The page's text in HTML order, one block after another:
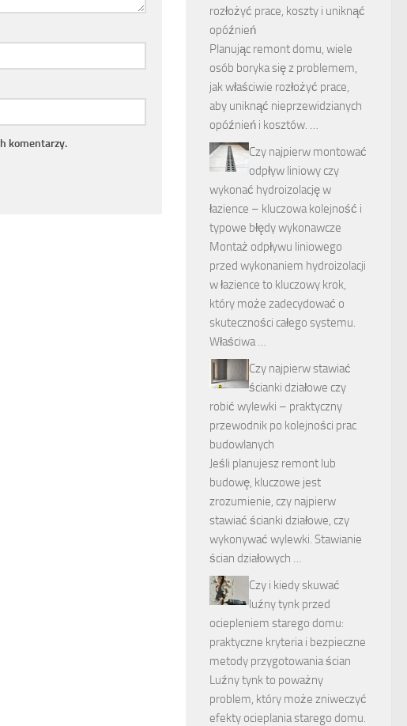
komentarzy.
rozłożyć prace, koszty i uniknąć
opóźnień
Planując remont domu, wiele
osób boryka się z problemem,
jak właściwie rozłożyć prace,
aby uniknąć nieprzewidzianych
opóźnień i kosztów. …
Czy najpierw montować
odpływ liniowy czy
wykonać hydroizolację w
łazience – kluczowa kolejność i
typowe błędy wykonawcze
Montaż odpływu liniowego
przed wykonaniem hydroizolacji
w łazience to kluczowy krok,
który może zadecydować o
skuteczności całego systemu.
Właściwa …
Czy najpierw stawiać
ścianki działowe czy
robić wylewki – praktyczny
przewodnik po kolejności prac
budowlanych
Jeśli planujesz remont lub
budowę, kluczowe jest
zrozumienie, czy najpierw
stawiać ścianki działowe, czy
wykonywać wylewki. Stawianie
ścian działowych …
Czy i kiedy skuwać
luźny tynk przed
ociepleniem starego domu:
praktyczne kryteria i bezpieczne
metody przygotowania ścian
Luźny tynk to poważny
problem, który może zniweczyć
efekty ocieplania starego domu.